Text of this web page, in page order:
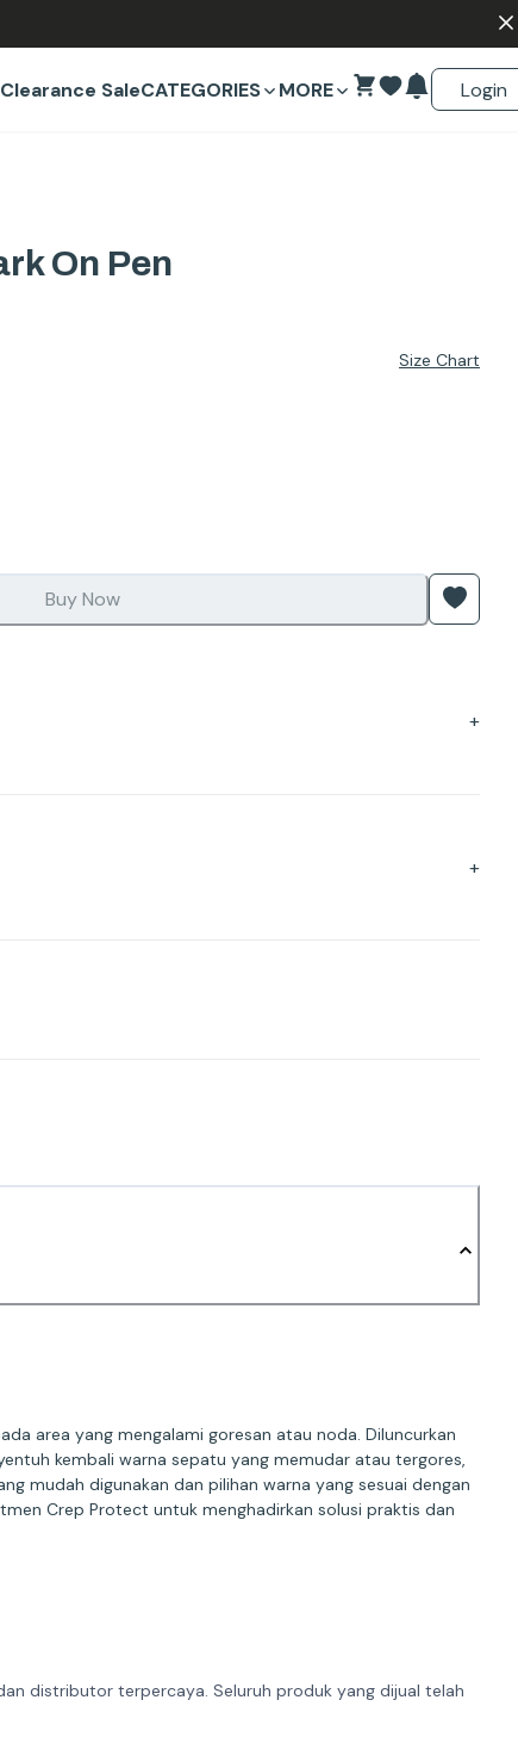
Clearance SaleCATEGORIES MORE Login
On Pen
Size Chart
Buy Now
+
+
area yang mengalami goresan atau noda. Diluncurkan
kembali warna sepatu yang memudar atau tergores,
mudah digunakan dan pilihan warna yang sesuai dengan
Crep Protect untuk menghadirkan solusi praktis dan
distributor terpercaya. Seluruh produk yang dijual telah